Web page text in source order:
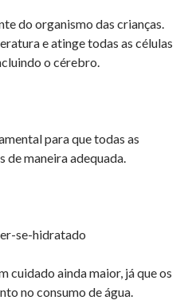
do organismo das crianças.
e atinge todas as células
o cérebro.
para que todas as
de maneira adequada.
cuidado ainda maior, já que os
no consumo de água.